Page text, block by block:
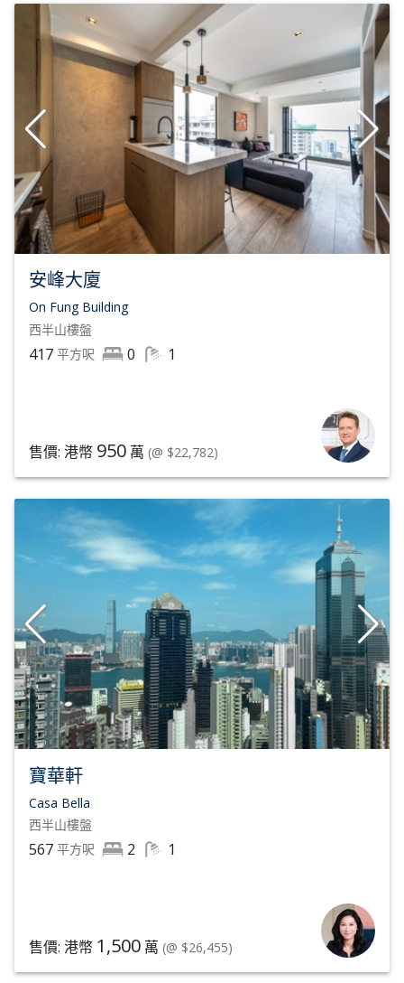
安峰大廈
On Fung Building
西半山樓盤
417 平方呎 0 1
售價: 港幣 950 萬 (@ $22,782)
寶華軒
Casa Bella
西半山樓盤
567 平方呎 2 1
售價: 港幣 1,500 萬 (@ $26,455)